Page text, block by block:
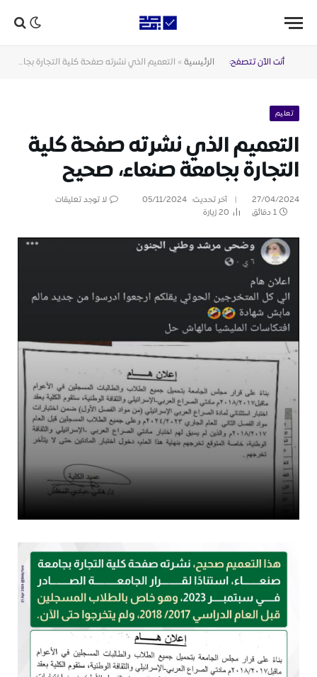
أنت الآن تتصفح: الرئيسية » التعميم الذي نشرته صفحة كلية التجارة بجامعة صنعاء، صحيح
تعليم
التعميم الذي نشرته صفحة كلية
التجارة بجامعة صنعاء، صحيح
27/04/2024 آخر تحديث: 05/11/2024
لا توجد تعليقات
1 دقائق
20زيارة